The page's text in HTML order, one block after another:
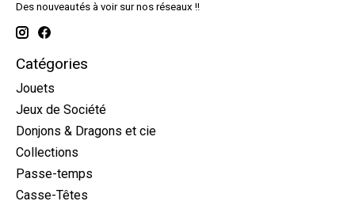
Des nouveautés à voir sur nos réseaux !!
Catégories
Jouets
Jeux de Société
Donjons & Dragons et cie
Collections
Passe-temps
Casse-Têtes